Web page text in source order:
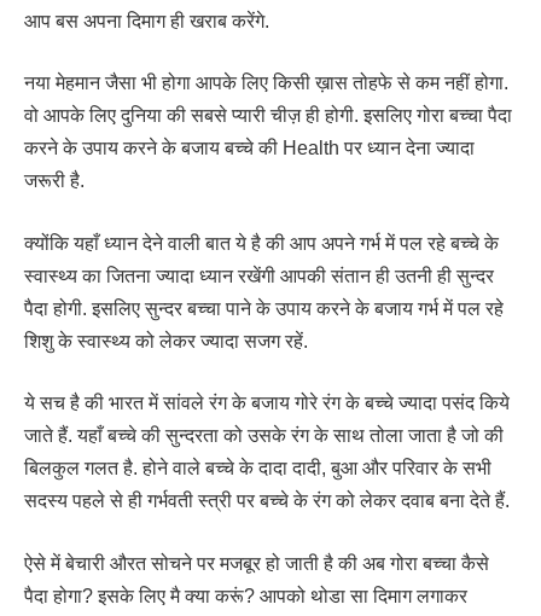
आप बस अपना दिमाग ही खराब करेंगे.
नया मेहमान जैसा भी होगा आपके लिए किसी ख़ास तोहफे से कम नहीं होगा.
वो आपके लिए दुनिया की सबसे प्यारी चीज़ ही होगी. इसलिए गोरा बच्चा पैदा
करने के उपाय करने के बजाय बच्चे की Health पर ध्यान देना ज्यादा
जरूरी है.
क्योंकि यहाँ ध्यान देने वाली बात ये है की आप अपने गर्भ में पल रहे बच्चे के
स्वास्थ्य का जितना ज्यादा ध्यान रखेंगी आपकी संतान ही उतनी ही सुन्दर
पैदा होगी. इसलिए सुन्दर बच्चा पाने के उपाय करने के बजाय गर्भ में पल रहे
शिशु के स्वास्थ्य को लेकर ज्यादा सजग रहें.
ये सच है की भारत में सांवले रंग के बजाय गोरे रंग के बच्चे ज्यादा पसंद किये
जाते हैं. यहाँ बच्चे की सुन्दरता को उसके रंग के साथ तोला जाता है जो की
बिलकुल गलत है. होने वाले बच्चे के दादा दादी, बुआ और परिवार के सभी
सदस्य पहले से ही गर्भवती स्त्री पर बच्चे के रंग को लेकर दवाब बना देते हैं.
ऐसे में बेचारी औरत सोचने पर मजबूर हो जाती है की अब गोरा बच्चा कैसे
पैदा होगा? इसके लिए मै क्या करूं? आपको थोडा सा दिमाग लगाकर